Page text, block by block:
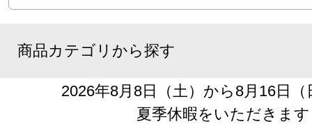
商品カテゴリから探す
2026年8月8日（土）から8月16日
夏季休暇をいただきます